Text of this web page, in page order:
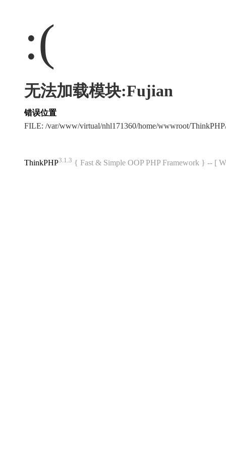
:(
无法加载模块:Fujian
错误位置
FILE: /var/www/virtual/nhl171360/home/wwwroot/
ThinkPHP3.1.3 { Fast & Simple OOP PHP Framework } -- [